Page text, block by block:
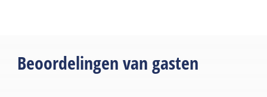
Beoordelingen van gasten